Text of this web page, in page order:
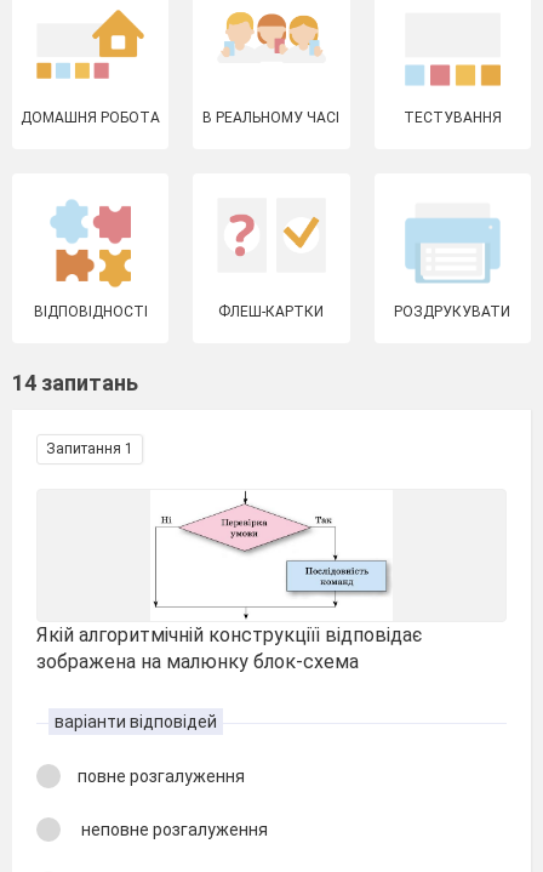
ДОМАШНЯ РОБОТА В РЕАЛЬНОМУ ЧАСІ ТЕСТУВАННЯ
ВІДПОВІДНОСТІ ФЛЕШ-КАРТКИ РОЗДРУКУВАТИ
14 запитань
Запитання 1
Якій алгоритмічній конструкціїі відповідає
зображена на малюнку блок-схема
варіанти відповідей
повне розгалуження
неповне розгалуження